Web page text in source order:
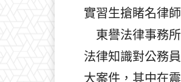
實習生搶睹名律
東譽法律事務
法律知識對公務
大案件，其中在